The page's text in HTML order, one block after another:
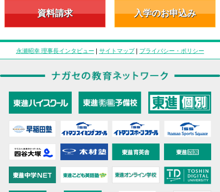
資料請求 入学のお申込み
永瀬昭幸 理事長インタビュー | サイトマップ| プライバシー・ポリシー